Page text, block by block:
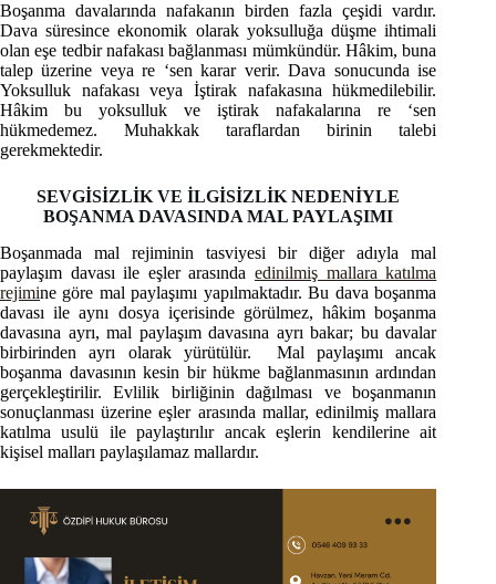
Boşanma davalarında nafakanın birden fazla çeşidi vardır.
Dava süresince ekonomik olarak yoksulluğa düşme ihtimali
olan eşe tedbir nafakası bağlanması mümkündür. Hâkim, buna
talep üzerine veya re ‘sen karar verir. Dava sonucunda ise
Yoksulluk nafakası veya İştirak nafakasına hükmedilebilir.
Hâkim bu yoksulluk ve iştirak nafakalarına re ‘sen
hükmedemez. Muhakkak taraflardan birinin talebi
gerekmektedir.
SEVGİSİZLİK VE İLGİSİZLİK NEDENİYLE
BOŞANMA DAVASINDA MAL PAYLAŞIMI
Boşanmada mal rejiminin tasviyesi bir diğer adıyla mal
paylaşım davası ile eşler arasındaedinilmiş mallara katılma
rejimine göre mal paylaşımı yapılmaktadır. Bu dava boşanma
davası ile aynı dosya içerisinde görülmez, hâkim boşanma
davasına ayrı, mal paylaşım davasına ayrı bakar; bu davalar
birbirinden ayrı olarak yürütülür. Mal paylaşımı ancak
boşanma davasının kesin bir hükme bağlanmasının ardından
gerçekleştirilir. Evlilik birliğinin dağılması ve boşanmanın
sonuçlanması üzerine eşler arasında mallar, edinilmiş mallara
katılma usulü ile paylaştırılır ancak eşlerin kendilerine ait
kişisel malları paylaşılamaz mallardır.